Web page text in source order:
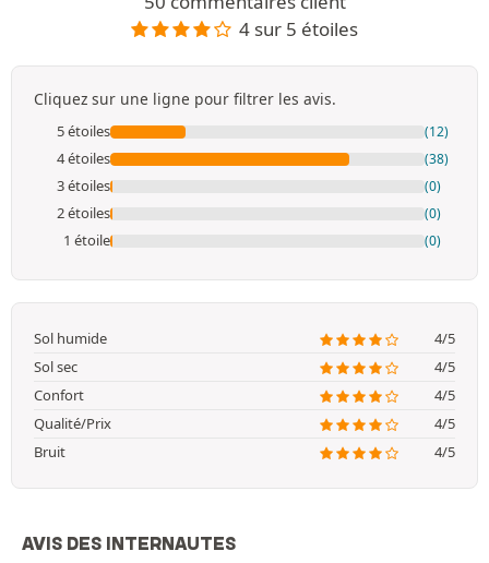
4 sur 5 étoiles
Cliquez sur une ligne pour filtrer les avis.
5 étoiles (12)
4 étoiles (38)
3 étoiles (0)
2 étoiles (0)
1 étoile (0)
Sol humide
4/5
Sol sec
4/5
Confort
4/5
Qualité/Prix
4/5
Bruit
4/5
AVIS DES INTERNAUTES